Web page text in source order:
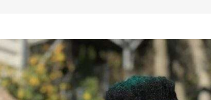
Politique -Double scrutin du 31 mai : retrait des cartes d’électeurs possible
du 16 au 31 mai 2026
Politique -Délégués de bureaux de vote : vos informations à transmettre